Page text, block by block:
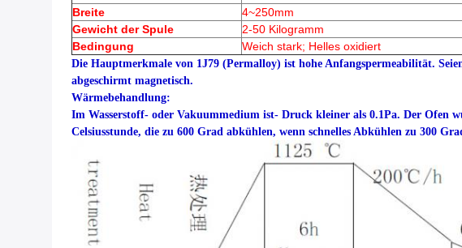
Breite
4~250mm
Gewicht der Spule
2-50 Kilogramm
Bedingung
Weich stark; Helles oxidiert
Die Hauptmerkmale von 1J79 (Permalloy) ist hohe Anfangspermeabilität.
abgeschirmt magnetisch.
Wärmebehandlung:
Im Wasserstoff- oder Vakuummedium ist- Druck kleiner als 0.1Pa. Der Ofen
Celsiusstunde, die zu 600 Grad abkühlen, wenn schnelles Abkühlen zu 300